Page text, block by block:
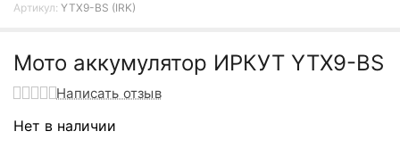
Артикул: YTX9-BS (IRK)
Мото аккумулятор ИРКУТ YTX9-BS
Написать отзыв
Нет в наличии